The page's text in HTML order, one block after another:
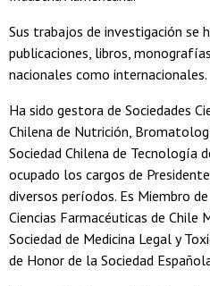
Sus trabajos de investigación se
publicaciones, libros,
nacionales como internacionales.
Ha sido gestora de Sociedades
Chilena de Nutrición,
Sociedad Chilena de Tecnología
ocupado los cargos de
diversos períodos. Es Miembro
Ciencias Farmacéuticas de Chile
Sociedad de Medicina Legal y
de Honor de la Sociedad